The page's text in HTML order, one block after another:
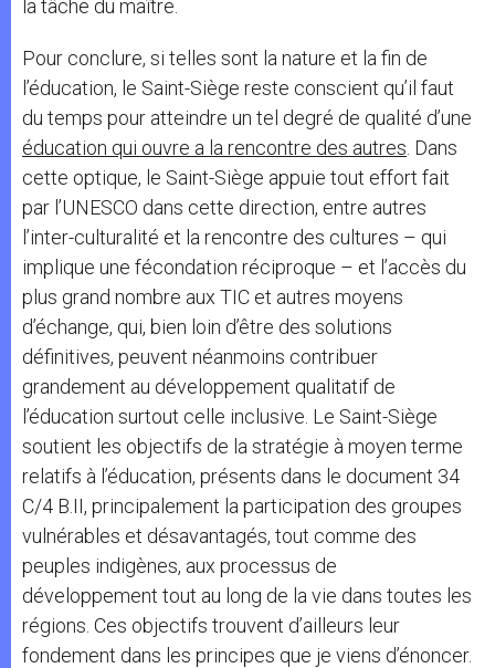
la tâche du maître.
Pour conclure, si telles sont la nature et la fin de
l’éducation, le Saint-Siège reste conscient qu’il faut
du temps pour atteindre un tel degré de qualité d’une
éducation qui ouvre a la rencontre des autres . Dans
cette optique, le Saint-Siège appuie tout effort fait
par l’UNESCO dans cette direction, entre autres
l’inter-culturalité et la rencontre des cultures – qui
implique une fécondation réciproque – et l’accès du
plus grand nombre aux TIC et autres moyens
d’échange, qui, bien loin d’être des solutions
définitives, peuvent néanmoins contribuer
grandement au développement qualitatif de
l’éducation surtout celle inclusive. Le Saint-Siège
soutient les objectifs de la stratégie à moyen terme
relatifs à l’éducation, présents dans le document 34
C/4 B.II, principalement la participation des groupes
vulnérables et désavantagés, tout comme des
peuples indigènes, aux processus de
développement tout au long de la vie dans toutes les
régions. Ces objectifs trouvent d’ailleurs leur
fondement dans les principes que je viens d’énoncer.